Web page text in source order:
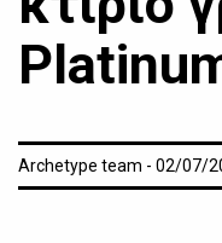
Archetype team - 02/07/